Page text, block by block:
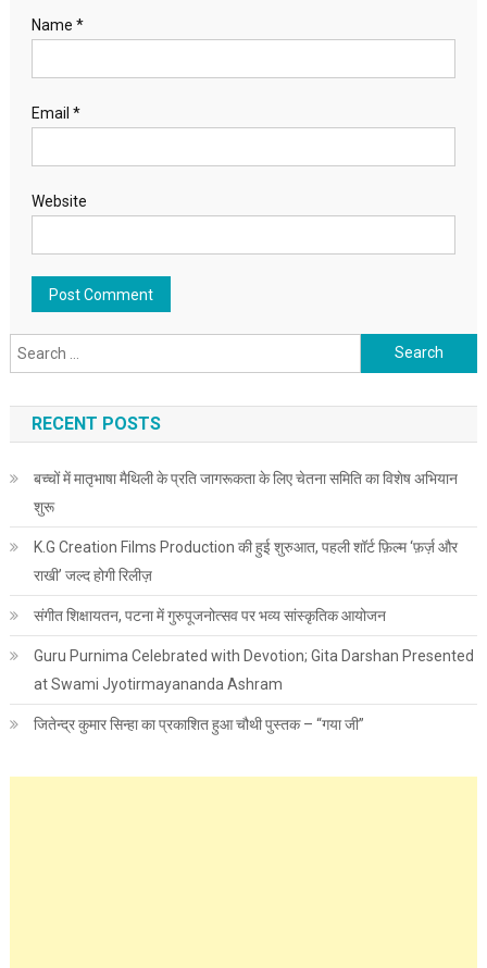
Name *
Email *
Website
Search for:
RECENT POSTS
बच्चों में मातृभाषा मैथिली के प्रति जागरूकता के लिए चेतना समिति का विशेष अभियान
शुरू
K.G Creation Films Production की हुई शुरुआत, पहली शॉर्ट फ़िल्म ‘फ़र्ज़ और
राखी’ जल्द होगी रिलीज़
संगीत शिक्षायतन, पटना में गुरुपूजनोत्सव पर भव्य सांस्कृतिक आयोजन
Guru Purnima Celebrated with Devotion; Gita Darshan Presented
at Swami Jyotirmayananda Ashram
जितेन्द्र कुमार सिन्हा का प्रकाशित हुआ चौथी पुस्तक – “गया जी”